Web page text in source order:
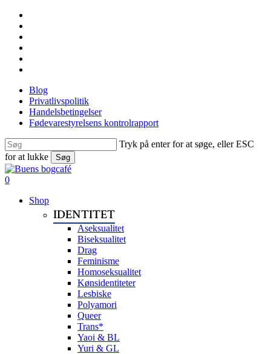
Skip
main
content
Blog
Privatlivspolitik
Handelsbetingelser
Fødevarestyrelsens kontrolrapport
Tryk på enter for at søge, eller ESC
for at lukke
Søg
Close
Search
search
0
Shop
IDENTITET
Aseksualitet
Biseksualitet
Drag
Feminisme
Homoseksualitet
Kønsidentiteter
Lesbiske
Polyamori
Queer
Trans*
Yaoi & BL
Yuri & GL